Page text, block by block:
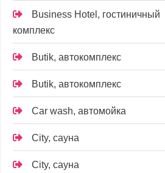
Business Hotel, гостиничный
комплекс
Butik, автокомплекс
Butik, автокомплекс
Car wash, автомойка
City, сауна
City, сауна